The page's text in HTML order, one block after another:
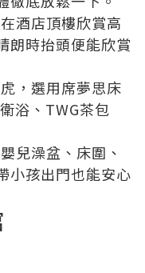
酒店頂樓欣賞高
朗時抬頭便能欣賞
，選用席夢思床
浴、TWG茶包
兒澡盆、床圍、
小孩出門也能安心